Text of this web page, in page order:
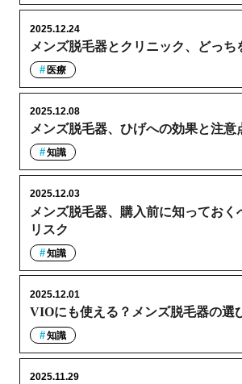
メンズ脱毛器とクリニック、どっち
2025.12.24
医療
メンズ脱毛器、ひげへの効果と注意
2025.12.08
知識
メンズ脱毛器、購入前に知っておく
リスク
2025.12.03
知識
VIOにも使える？メンズ脱毛器の選
2025.12.01
知識
2025.11.29